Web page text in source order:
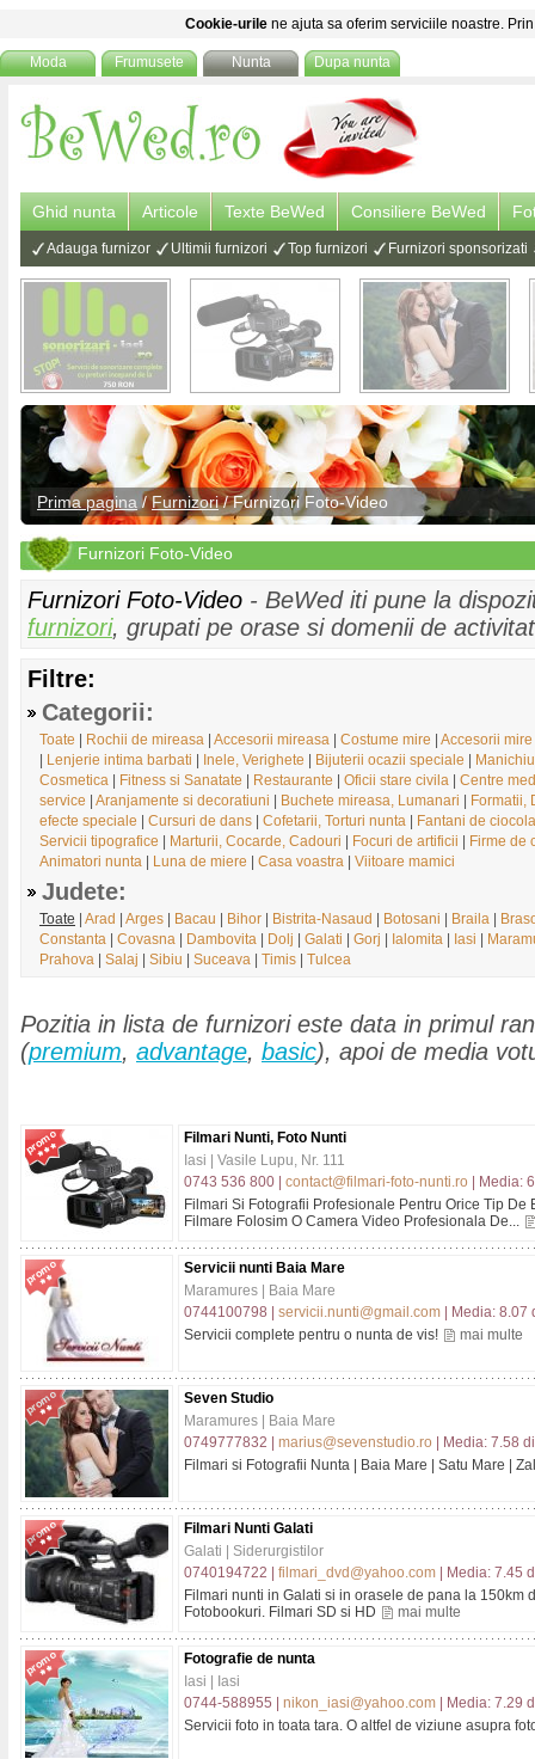
Cookie-urile ne ajuta sa oferim serviciile noastre.
Moda Frumusete Nunta Dupa nunta
Ghid nunta Articole Texte BeWed Consiliere BeWed
Adauga furnizor Ultimii furnizori Top furnizori Furnizori sponsorizati
Prima pagina /Furnizori/Furnizori Foto-Video
Furnizori Foto-Video
Furnizori Foto-Video - BeWed iti pune la
furnizori, grupati pe orase si domenii de
Filtre:
Categorii:
Toate Rochii de mireasa Accesorii mireasa Costume mire Accesorii mire
Lenjerie intima barbati Inele, Verighete Bijuterii ocazii speciale
Cosmetica
Fitness si Sanatate Restaurante Oficii stare civila
Centre
service
Aranjamente si decoratiuni Buchete mireasa, Lumanari
Formatii,
efecte speciale
Cursuri de dans Cofetarii, Torturi nunta
Fantani de
Servicii tipografice
Marturii, Cocarde, Cadouri Focuri de artificii
Firme de
Animatori nunta
Luna de miere Casa voastra Viitoare mamici
Judete:
Toate Arad Arges Bacau Bihor Bistrita-Nasaud Botosani Braila
Constanta
Covasna Dambovita Dolj Galati Gorj Ialomita Iasi
Prahova
Salaj Sibiu Suceava Timis Tulcea
Pozitia in lista de furnizori este data in primul
(premium, advantage, basic), apoi de media
Filmari Nunti, Foto Nunti
Iasi | Vasile Lupu, Nr. 111
0743 536 800 | contact@filmari-foto-nunti.ro | Media:
Filmari Si Fotografii Profesionale Pentru Orice Tip
Filmare Folosim O Camera Video Profesionala De...
Servicii nunti Baia Mare
Maramures | Baia Mare
0744100798 | servicii.nunti@gmail.com | Media:
Servicii complete pentru o nunta de vis!
mai multe
Seven Studio
Maramures | Baia Mare
0749777832 | marius@sevenstudio.ro | Media: 7.58
Filmari si Fotografii Nunta | Baia Mare | Satu Mare |
Filmari Nunti Galati
Galati | Siderurgistilor
0740194722 | filmari_dvd@yahoo.com | Media: 7.45
Filmari nunti in Galati si in orasele de pana la 150km
Fotobookuri. Filmari SD si HD
mai multe
Fotografie de nunta
Iasi | Iasi
0744-588955 | nikon_iasi@yahoo.com | Media: 7.29
Servicii foto in toata tara. O altfel de viziune asupra